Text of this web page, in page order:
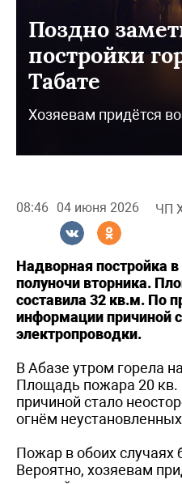
Поздно
постройки
Табате
Хозяевам придётся
08:46 04 июня 2026 ЧП
Надворная постройка в
полуночи вторника.
составила 32 кв.м. По
информации причиной
электропроводки.
В Абазе утром горела
Площадь пожара 20 кв.
причиной стало
огнём
Пожар в обоих
Вероятно, хозяевам